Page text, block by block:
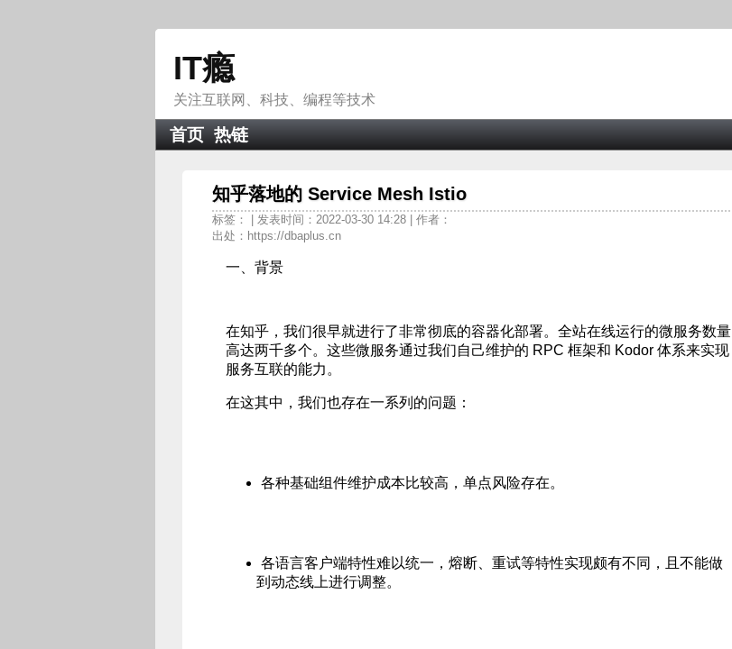
IT瘾
关注互联网、科技、编程等技术
首页 热链
知乎落地的 Service Mesh Istio
标签：
| 发表时间：2022-03-30 14:28 | 作者：
出处：https://dbaplus.cn
一、背景
在知乎，我们很早就进行了非常彻底的容器化部署。全站在线运行的微服务数量
高达两千多个。这些微服务通过我们自己维护的 RPC 框架和 Kodor 体系来实现
服务互联的能力。
在这其中，我们也存在一系列的问题：
各种基础组件维护成本比较高，单点风险存在。
各语言客户端特性难以统一，熔断、重试等特性实现颇有不同，且不能做
到动态线上进行调整。